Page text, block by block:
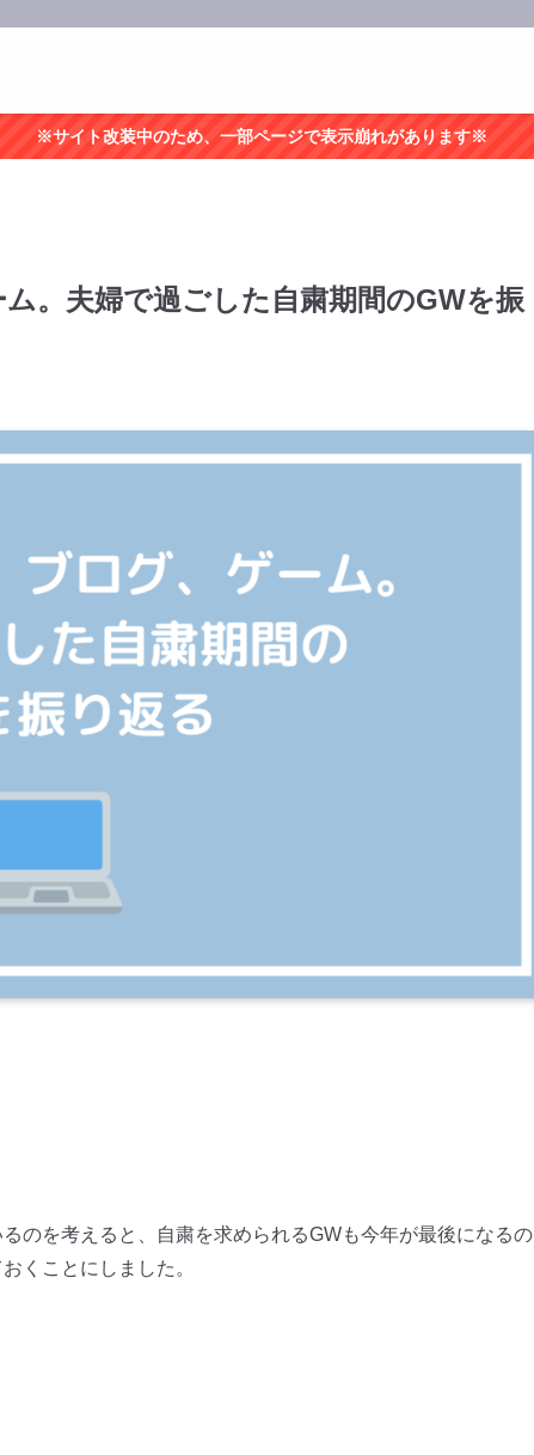
※サイト改装中のため、一部ページで表示崩れがあります※
ム。夫婦で過ごした自粛期間のGWを振
のを考えると、自粛を求められるGWも今年が最後になるの
くことにしました。